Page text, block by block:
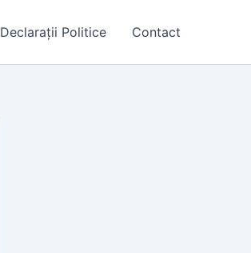
Declarații Politice Contact